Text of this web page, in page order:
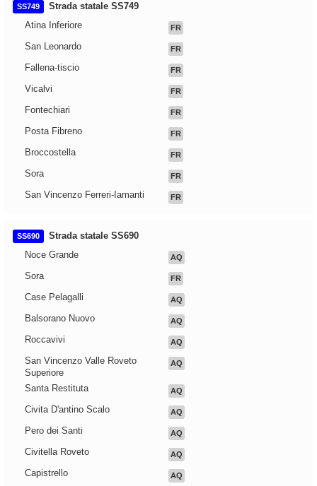
SS749
Strada statale SS749
Atina Inferiore
FR
San Leonardo FR
Fallena-tiscio FR
Vicalvi FR
Fontechiari FR
Posta Fibreno FR
Broccostella FR
Sora FR
San Vincenzo Ferreri-Iamanti FR
SS690
Strada statale SS690
Noce Grande
AQ
Sora FR
Case Pelagalli AQ
Balsorano Nuovo AQ
Roccavivi AQ
San Vincenzo Valle Roveto
Superiore
AQ
Santa Restituta AQ
Civita D'antino Scalo AQ
Pero dei Santi AQ
Civitella Roveto AQ
Capistrello AQ